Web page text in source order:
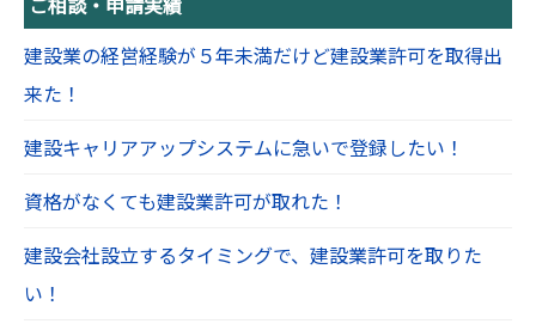
建設業の経営経験が５年未満だけど建設業許可を取得出
来た！
建設キャリアアップシステムに急いで登録したい！
資格がなくても建設業許可が取れた！
建設会社設立するタイミングで、建設業許可を取りた
い！